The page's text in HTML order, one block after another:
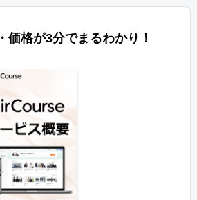
格が3分でまるわかり！